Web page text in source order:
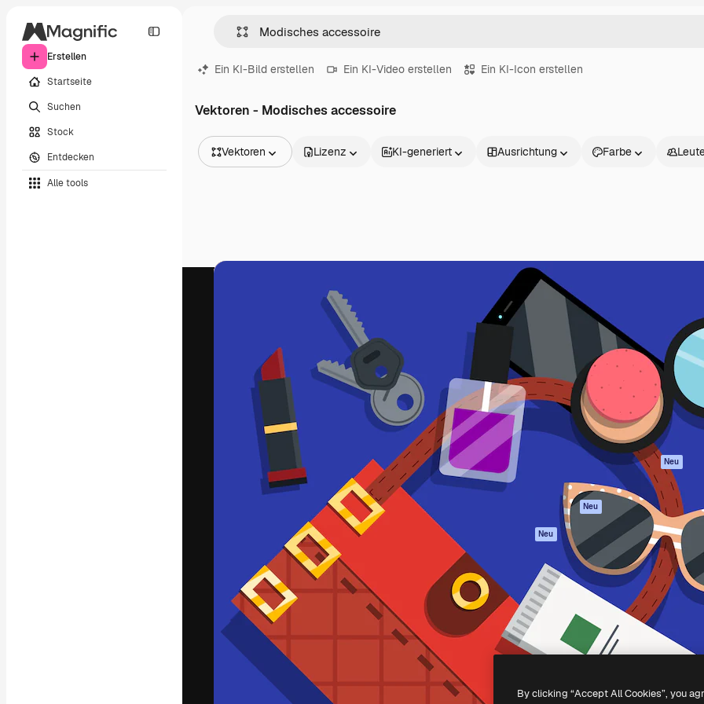
Erstellen
Startseite
Suchen
Stock
Entdecken
Alle tools
Ein KI-Bild erstellen Ein KI-Video erstellen Ein KI-Icon erstellen
Vektoren - Modisches accessoire
Vektoren
Videos
Lizenz KI-generiert Ausrichtung Farbe
Die kreative Plattform, um deine beste
Arbeit zu verwirklichen. Mehr als 1 Million
Abonnenten unter Kreativen, Unternehmen,
Agenturen und Studios.
Deutsch
Produkte
Spaces
KI-Assistent
KI-Bildgenerator
KI-Videogenerator
KI-
Stimmengenerator
Stock-Inhalte
Claude/ChatGPT
Neu
Neu
Mobile App
Alle Magnific-Tools
Loslegen
Academy
Dokumentation
Support
AGB
Originale Neu
Cookie-Richtlinie
Vertrauenszentrum
Partner
Unternehmen
Copyright © 2010-2026Freepik Company S.L.U. Alle Rechte vorbehalten
By clicking “Accept All Cookies”, you